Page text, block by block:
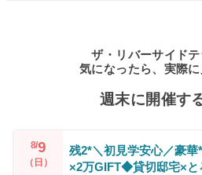
ザ・リバーサイド
気になったら、実際に
週末に開催す
8/9
（日）
残2*＼初見学安心／豪華
×2万GIFT◆貸切邸宅×と